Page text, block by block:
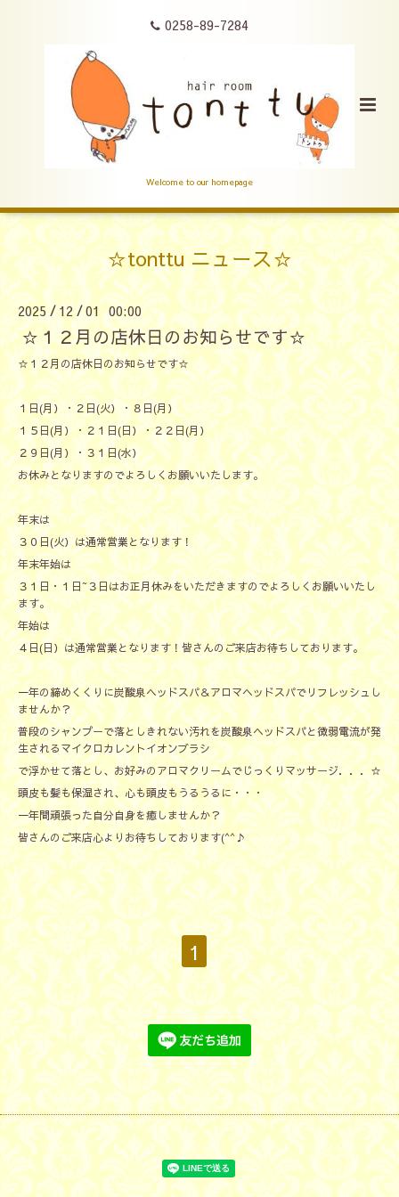
0258-89-7284
Welcome to our homepage
☆tonttu ニュース☆
2025/12/01 00:00
☆１２月の店休日のお知らせです☆
☆１２月の店休日のお知らせです☆
１日(月）・２日(火）・８日(月）
１５日(月）・２１日(日）・２２日(月）
２９日(月）・３１日(水）
お休みとなりますのでよろしくお願いいたします。
年末は
３０日(火）は通常営業となります！
年末年始は
３１日・１日~３日はお正月休みをいただきますのでよろしくお願いいたし
ます。
年始は
４日(日）は通常営業となります！皆さんのご来店お待ちしております。
一年の締めくくりに炭酸泉ヘッドスパ＆アロマヘッドスパでリフレッシュし
ませんか？
普段のシャンプーで落としきれない汚れを炭酸泉ヘッドスパと微弱電流が発
生されるマイクロカレントイオンブラシ
で浮かせて落とし、お好みのアロマクリームでじっくりマッサージ．．．☆
頭皮も髪も保湿され、心も頭皮もうるうるに・・・
一年間頑張った自分自身を癒しませんか？
皆さんのご来店心よりお待ちしております(^^♪
1